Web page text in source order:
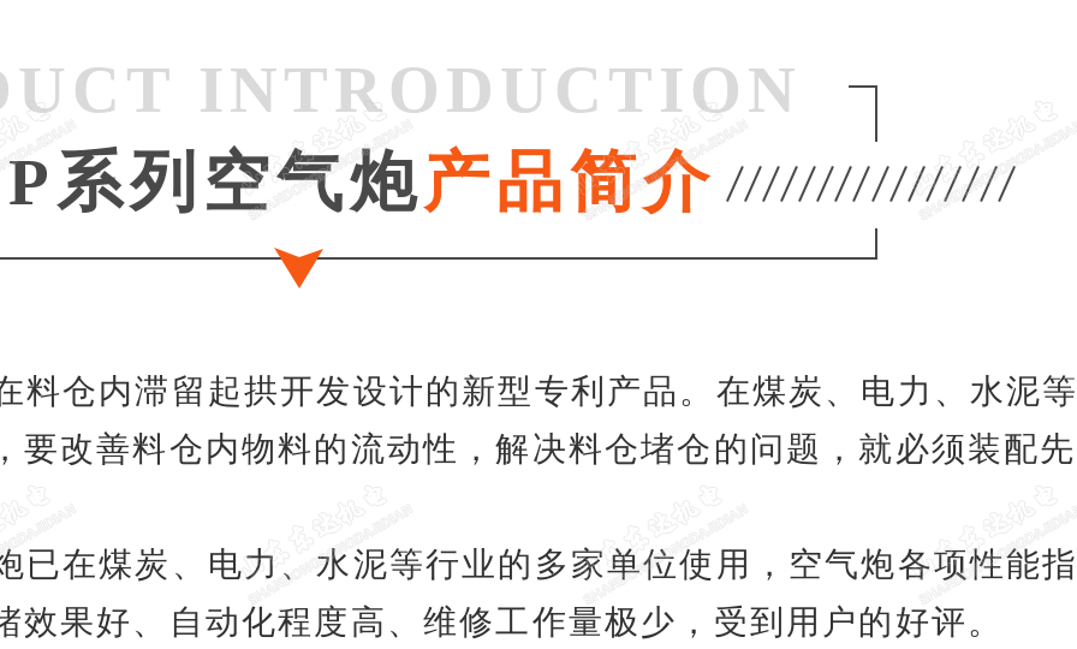
INTRODUCTION
系列空气炮产品简介
料仓内滞留起拱开发设计的新型专利产品。在煤炭、电力、水泥
要改善料仓内物料的流动性，解决料仓堵仓的问题，就必须装配先
已在煤炭、电力、水泥等行业的多家单位使用，空气炮各项性能
果好、自动化程度高、维修工作量极少，受到用户的好评。